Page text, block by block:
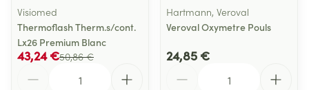
Visiomed
Thermoflash Therm.s/cont.
Lx26 Premium Blanc
50,86 €
43,24 €
Hartmann, Veroval
Veroval Oxymetre Pouls
24,85 €